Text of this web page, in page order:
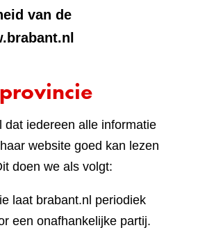
van de
dat iedereen alle informatie
website goed kan lezen
doen we als volgt:
laat brabant.nl periodiek
een onafhankelijke partij.